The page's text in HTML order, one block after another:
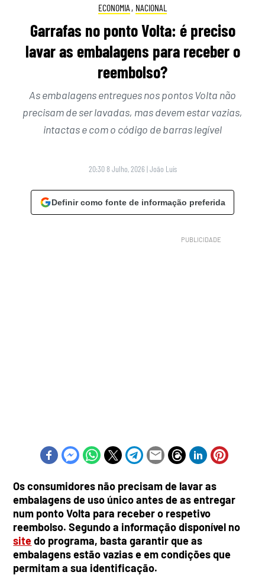
ECONOMIA , NACIONAL
Garrafas no ponto Volta: é preciso
lavar as embalagens para receber o
reembolso?
As embalagens entregues nos pontos Volta não
precisam de ser lavadas, mas devem estar vazias,
intactas e com o código de barras legível
20:30 8 Julho, 2026 |João Luís
Definir como fonte de informação preferida
Os consumidores não precisam de lavar as
embalagens de uso único antes de as entregar
num ponto Volta para receber o respetivo
reembolso. Segundo a informação disponível no
sitedo programa, basta garantir que as
embalagens estão vazias e em condições que
permitam a sua identificação.